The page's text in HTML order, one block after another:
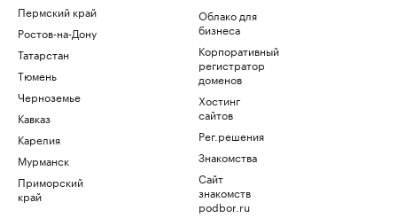
Пермский край
Ростов-на-Дону
Татарстан
Тюмень
Черноземье
Кавказ
Карелия
Мурманск
Приморский
край
Облако для
бизнеса
Корпоративный
регистратор
доменов
Хостинг
сайтов
Рег.решения
Знакомства
Сайт
знакомств
podbor.ru